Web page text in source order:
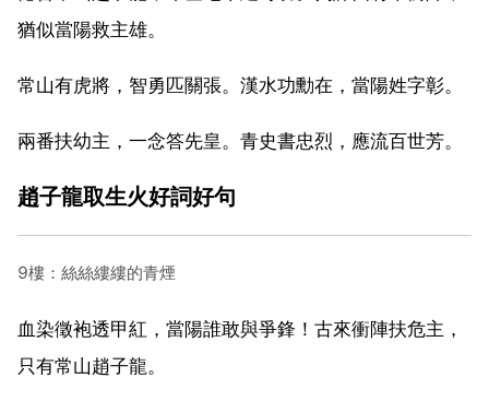
猶似當陽救主雄。
常山有虎將，智勇匹關張。漢水功勳在，當陽姓字彰。
兩番扶幼主，一念答先皇。青史書忠烈，應流百世芳。
趙子龍取生火好詞好句
9樓：絲絲縷縷的青煙
血染徵袍透甲紅，當陽誰敢與爭鋒！古來衝陣扶危主，
只有常山趙子龍。